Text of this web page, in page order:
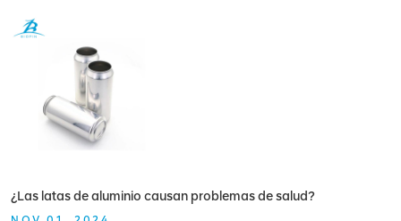
¿Las latas de aluminio causan problemas de salud?